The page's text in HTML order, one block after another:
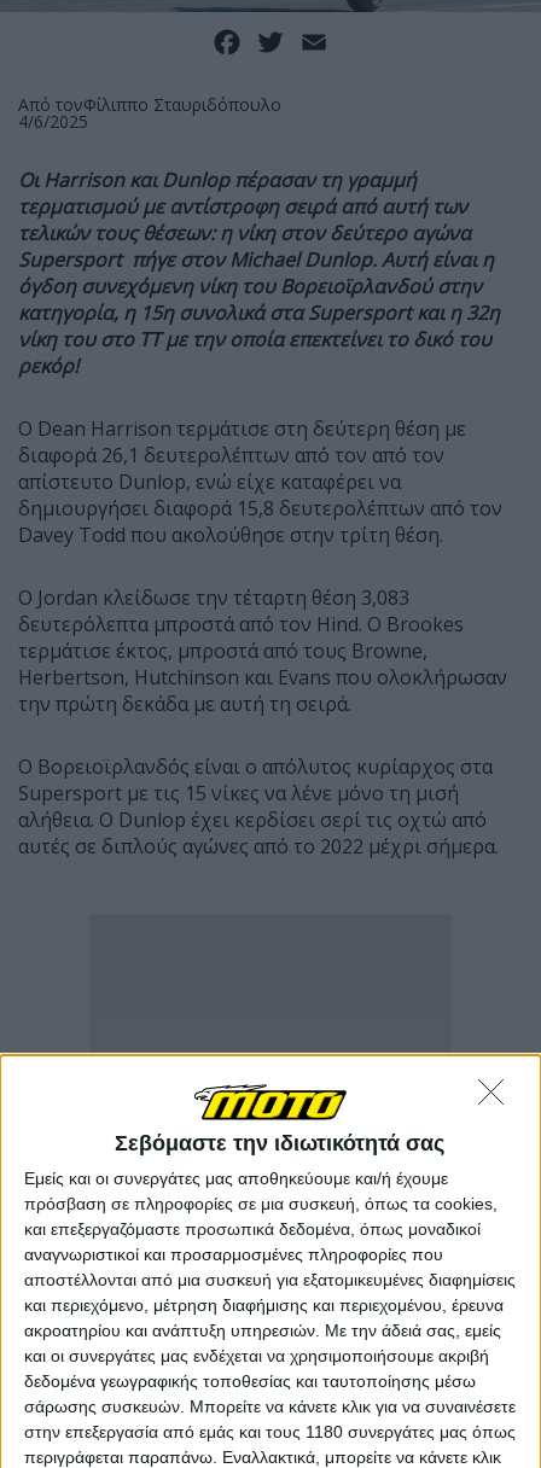
Σεβόμαστε την ιδιωτικότητά σας
Εμείς και οι συνεργάτες μας αποθηκεύουμε και/ή έχουμε
πρόσβαση σε πληροφορίες σε μια συσκευή, όπως τα cookies,
και επεξεργαζόμαστε προσωπικά δεδομένα, όπως μοναδικοί
αναγνωριστικοί και προσαρμοσμένες πληροφορίες που
αποστέλλονται από μια συσκευή για εξατομικευμένες διαφημίσεις
και περιεχόμενο, μέτρηση διαφήμισης και περιεχομένου, έρευνα
ακροατηρίου και ανάπτυξη υπηρεσιών. Με την άδειά σας, εμείς
και οι συνεργάτες μας ενδέχεται να χρησιμοποιήσουμε ακριβή
δεδομένα γεωγραφικής τοποθεσίας και ταυτοποίησης μέσω
σάρωσης συσκευών. Μπορείτε να κάνετε κλικ για να συναινέσετε
στην επεξεργασία από εμάς και τους 1180 συνεργάτες μας όπως
περιγράφεται παραπάνω. Εναλλακτικά, μπορείτε να κάνετε κλικ
Facebook
Twitter
Από τονΦίλιππο Σταυριδόπουλο
4/6/2025
Οι Harrison και Dunlop πέρασαν τη γραμμή
τερματισμού με αντίστροφη σειρά από αυτή των
τελικών τους θέσεων: η νίκη στον δεύτερο αγώνα
Supersport πήγε στον Michael Dunlop. Αυτή είναι η
όγδοη συνεχόμενη νίκη τουΒορειοϊρλανδού στην
κατηγορία, η 15η συνολικά στα Supersport και η 32η
νίκη του στο TT με την οποία επεκτείνει το δικό του
ρεκόρ!
Ο Dean Harrison τερμάτισε στη δεύτερη θέση με
διαφορά 26,1 δευτερολέπτων από τον από τον
απίστευτο Dunlop, ενώ είχε καταφέρει να
δημιουργήσει διαφορά 15,8 δευτερολέπτων από τον
Davey Todd που ακολούθησε στην τρίτη θέση.
Ο Jordan κλείδωσε την τέταρτη θέση 3,083
δευτερόλεπτα μπροστά από τον Hind. O Brookes
τερμάτισε έκτος, μπροστά από τους Browne,
Herbertson, Hutchinson και Evans που ολοκλήρωσαν
την πρώτη δεκάδα με αυτή τη σειρά.
Ο Βορειοϊρλανδός είναι ο απόλυτος κυρίαρχος στα
Supersport με τις 15 νίκες να λένε μόνο τη μισή
αλήθεια. Ο Dunlop έχει κερδίσει σερί τις οχτώ από
αυτές σε διπλούς αγώνες από το 2022 μέχρι σήμερα.